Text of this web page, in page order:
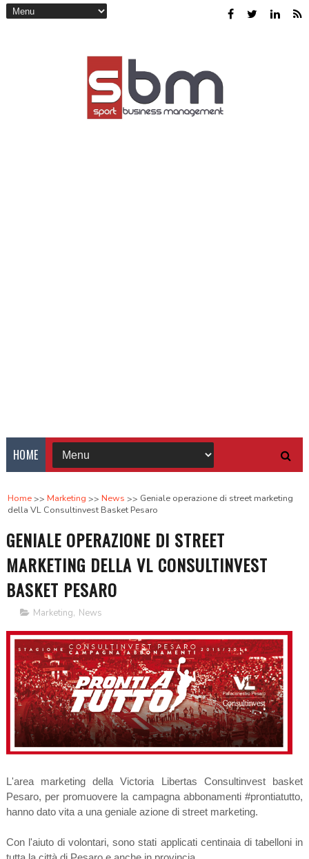
HOME
Home Marketing News
Geniale operazione di street marketing
della VL Consultinvest Basket Pesaro
GENIALE OPERAZIONE DI STREET
MARKETING DELLA VL CONSULTINVEST
BASKET PESARO
Marketing, News
L'area marketing della Victoria Libertas Consultinvest basket
Pesaro, per promuovere la campagna abbonamenti #prontiatutto,
hanno dato vita a una geniale azione di street marketing.
Con l'aiuto di volontari, sono stati applicati centinaia di tabelloni in